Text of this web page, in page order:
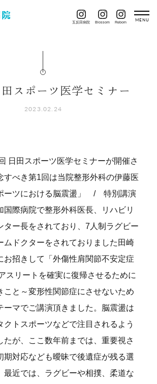
五反田病院 Blossom Reborn
スポーツ医学セミナー
2023.02.24
日田スポーツ医学セミナーが開催さ
すべき第1回は当院整形外科の伊藤医
ーツにおける脳震盪」 / 特別講演
国際病院で整形外科医長、リハビリ
ター長をされており、7人制ラグビー
ムドクターをされておりました田崎
お招きして「外傷性肩関節不安定症
スリートを確実に復帰させるために
こと～変形性関節症にさせないため
ーマでご講演頂きました。脳震盪は
クトスポーツなどで注目されるよう
たが、ここ数年前までは、重要視さ
期対応なども曖昧で後遺症が残る選
最近では、ラグビーや相撲、柔道な